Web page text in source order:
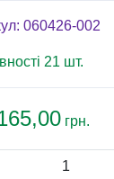
060426-002
21 шт.
грн.